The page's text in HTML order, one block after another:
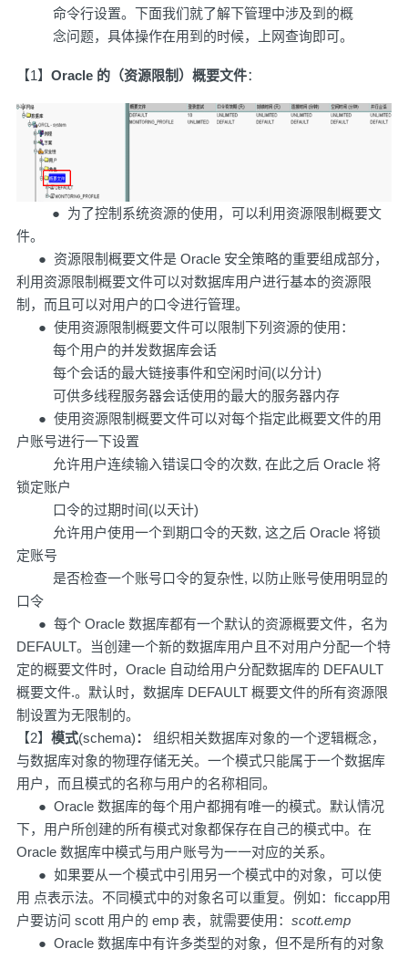
命令行设置。下面我们就了解下管理中涉及到的概
念问题，具体操作在用到的时候，上网查询即可。
【1】 Oracle 的（资源限制）概要文件：
● 为了控制系统资源的使用，可以利用资源限制概要文
件。
● 资源限制概要文件是 Oracle 安全策略的重要组成部分，
利用资源限制概要文件可以对数据库用户进行基本的资源限
制，而且可以对用户的口令进行管理。
● 使用资源限制概要文件可以限制下列资源的使用：
每个用户的并发数据库会话
每个会话的最大链接事件和空闲时间(以分计)
可供多线程服务器会话使用的最大的服务器内存
● 使用资源限制概要文件可以对每个指定此概要文件的用
户账号进行一下设置
允许用户连续输入错误口令的次数, 在此之后 Oracle 将
锁定账户
口令的过期时间(以天计)
允许用户使用一个到期口令的天数, 这之后 Oracle 将锁
定账号
是否检查一个账号口令的复杂性, 以防止账号使用明显的
口令
● 每个 Oracle 数据库都有一个默认的资源概要文件，名为
DEFAULT。当创建一个新的数据库用户且不对用户分配一个特
定的概要文件时，Oracle 自动给用户分配数据库的 DEFAULT
概要文件.。默认时，数据库 DEFAULT 概要文件的所有资源限
制设置为无限制的。
【2】 模式(schema)：
组织相关数据库对象的一个逻辑概念，
与数据库对象的物理存储无关。一个模式只能属于一个数据库
用户，而且模式的名称与用户的名称相同。
● Oracle 数据库的每个用户都拥有唯一的模式。默认情况
下，用户所创建的所有模式对象都保存在自己的模式中。在
Oracle 数据库中模式与用户账号为一一对应的关系。
● 如果要从一个模式中引用另一个模式中的对象，可以使
用 点表示法。不同模式中的对象名可以重复。例如：ficcapp用
户要访问 scott 用户的 emp 表，就需要使用： scott.emp
● Oracle 数据库中有许多类型的对象，但不是所有的对象